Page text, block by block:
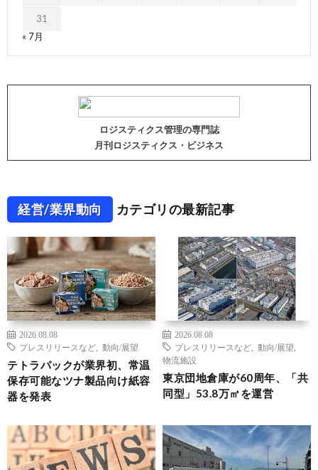
31
« 7月
ロジスティクス管理の専門誌
月刊ロジスティクス・ビジネス
経営/業界動向 カテゴリの最新記事
2026.08.08
プレスリリースなど
動向/展望
テトラパックが業界初、常温
保存可能なツナ製品向け紙容
器を発表
2026.08.08
プレスリリースなど
動向/展望
物流施設
東京団地倉庫が60周年、「共
同型」53.8万㎡を運営